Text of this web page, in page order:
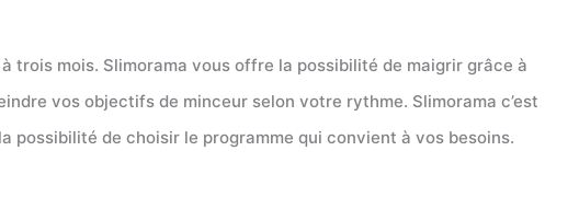
trois mois. Slimorama vous offre la possibilité de maigrir grâce à
vos objectifs de minceur selon votre rythme. Slimorama c’est
possibilité de choisir le programme qui convient à vos besoins.